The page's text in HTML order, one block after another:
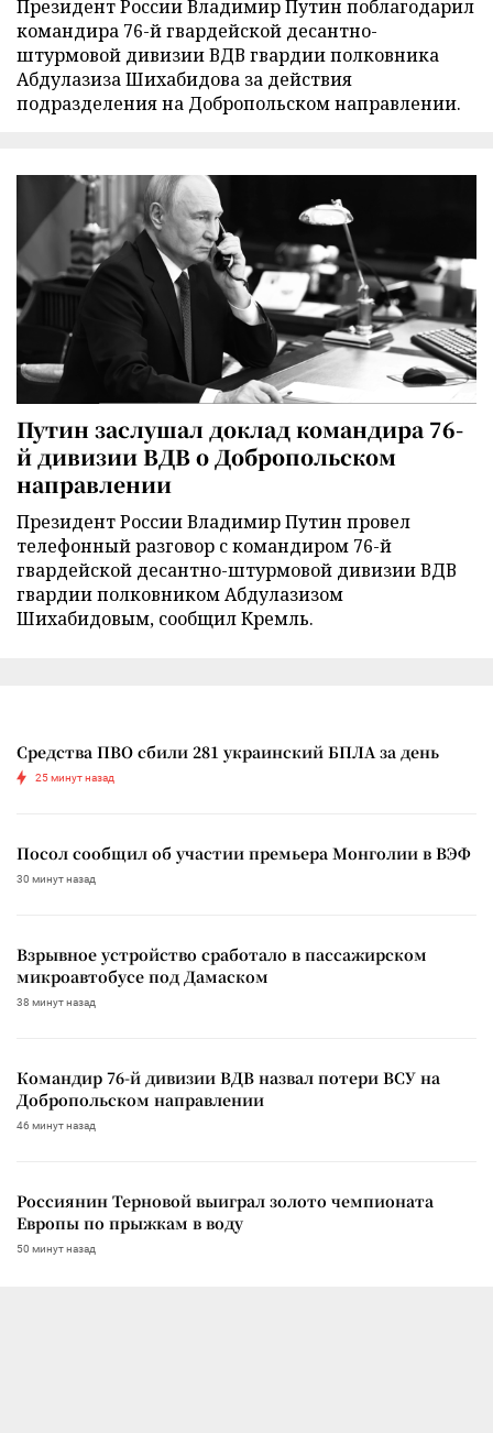
Президент России Владимир Путин поблагодарил
командира 76-й гвардейской десантно-
штурмовой дивизии ВДВ гвардии полковника
Абдулазиза Шихабидова за действия
подразделения на Добропольском направлении.
Путин заслушал доклад командира 76-
й дивизии ВДВ о Добропольском
направлении
Президент России Владимир Путин провел
телефонный разговор с командиром 76-й
гвардейской десантно-штурмовой дивизии ВДВ
гвардии полковником Абдулазизом
Шихабидовым, сообщил Кремль.
Средства ПВО сбили 281 украинский БПЛА за день
25 минут назад
Посол сообщил об участии премьера Монголии в ВЭФ
30 минут назад
Взрывное устройство сработало в пассажирском
микроавтобусе под Дамаском
38 минут назад
Командир 76-й дивизии ВДВ назвал потери ВСУ на
Добропольском направлении
46 минут назад
Россиянин Терновой выиграл золото чемпионата
Европы по прыжкам в воду
50 минут назад